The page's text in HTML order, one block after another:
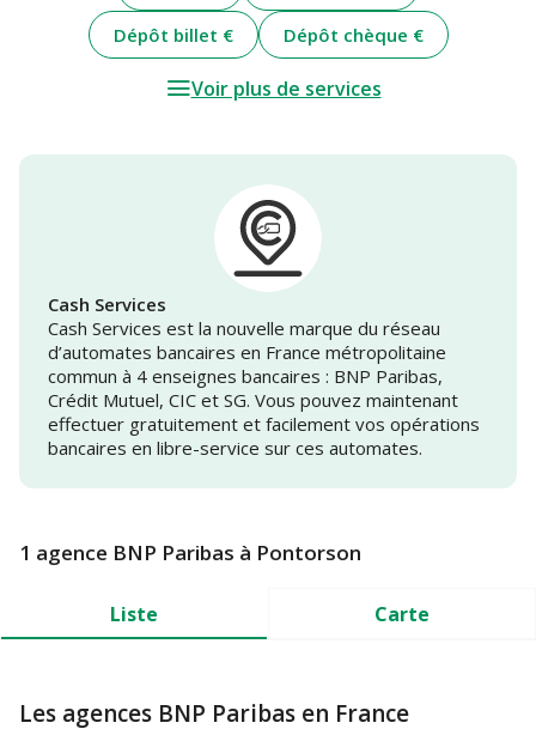
Dépôt billet €
Dépôt chèque €
Voir plus de services
Cash Services
Cash Services est la nouvelle marque du réseau
d’automates bancaires en France métropolitaine
commun à 4 enseignes bancaires : BNP Paribas,
Crédit Mutuel, CIC et SG. Vous pouvez maintenant
effectuer gratuitement et facilement vos opérations
bancaires en libre-service sur ces automates.
1 agence BNP Paribas à Pontorson
Liste Carte
Les agences BNP Paribas en France